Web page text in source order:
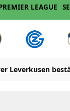
LEAGUE
Leverkusen